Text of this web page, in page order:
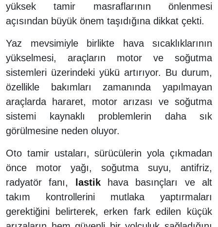
yüksek tamir masraflarının önlenmesi
açısından büyük önem taşıdığına dikkat çekti.
Yaz mevsimiyle birlikte hava sıcaklıklarının
yükselmesi, araçların motor ve soğutma
sistemleri üzerindeki yükü artırıyor. Bu durum,
özellikle bakımları zamanında yapılmayan
araçlarda hararet, motor arızası ve soğutma
sistemi kaynaklı problemlerin daha sık
görülmesine neden oluyor.
Oto tamir ustaları, sürücülerin yola çıkmadan
önce motor yağı, soğutma suyu, antifriz,
radyatör fanı,
lastikhava basınçları ve alt
takım kontrollerini mutlaka yaptırmaları
gerektiğini belirterek, erken fark edilen küçük